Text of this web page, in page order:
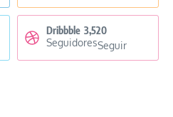
Dribbble 3,520
SeguidoresSeguir